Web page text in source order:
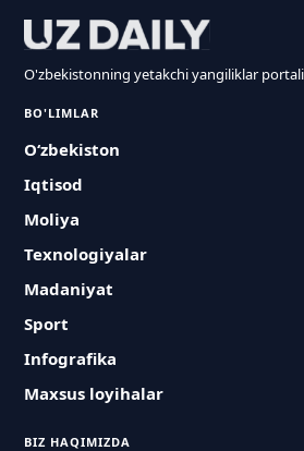
O'zbekistonning yetakchi yangiliklar
BO'LIMLAR
O‘zbekiston
Iqtisod
Moliya
Texnologiyalar
Madaniyat
Sport
Infografika
Maxsus loyihalar
BIZ HAQIMIZDA